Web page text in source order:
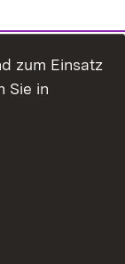
zum Einsatz
Sie in